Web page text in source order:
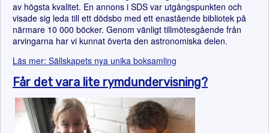
av högsta kvalitet. En annons i SDS var utgångspunkten och
visade sig leda till ett dödsbo med ett enastående bibliotek på
närmare 10 000 böcker. Genom vänligt tillmötesgående från
arvingarna har vi kunnat överta den astronomiska delen.
Läs mer: Sällskapets nya unika boksamling
Får det vara lite rymdundervisning?